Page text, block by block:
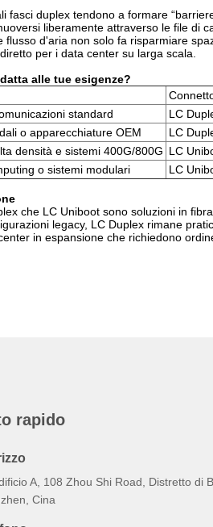
fasci duplex tendono a formare
liberamente attraverso le file di
flusso d'aria non solo fa risparmiare
per i data center su larga scala.
alle tue esigenze?
standard
LC
o apparecchiature OEM
LC
densità e sistemi 400G/800G LC
o sistemi modulari
LC
che LC Uniboot sono soluzioni in
legacy, LC Duplex rimane
in espansione che richiedono
rapido
A, 108 Zhou Shi Road, Distretto di
Cina